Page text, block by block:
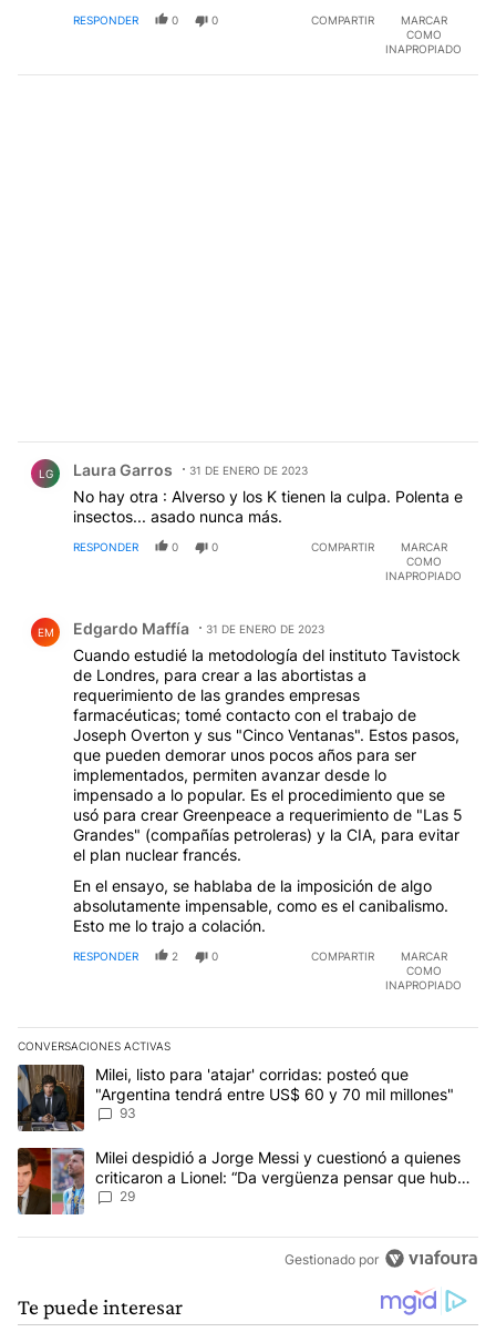
RESPONDER 0 0 COMPARTIR
MARCAR
COMO
INAPROPIADO
LG Laura Garros 31 DE ENERO DE 2023
No hay otra : Alverso y los K tienen la culpa. Polenta e
insectos... asado nunca más.
RESPONDER 0 0 COMPARTIR
MARCAR
COMO
INAPROPIADO
EM Edgardo Maffía 31 DE ENERO DE 2023
Cuando estudié la metodología del instituto Tavistock
de Londres, para crear a las abortistas a
requerimiento de las grandes empresas
farmacéuticas; tomé contacto con el trabajo de
Joseph Overton y sus "Cinco Ventanas". Estos pasos,
que pueden demorar unos pocos años para ser
implementados, permiten avanzar desde lo
impensado a lo popular. Es el procedimiento que se
usó para crear Greenpeace a requerimiento de "Las 5
Grandes" (compañías petroleras) y la CIA, para evitar
el plan nuclear francés.
En el ensayo, se hablaba de la imposición de algo
absolutamente impensable, como es el canibalismo.
Esto me lo trajo a colación.
RESPONDER 2 0 COMPARTIR
MARCAR
COMO
INAPROPIADO
CONVERSACIONES ACTIVAS
Este listado muestra los artículos con más comentarios en los
Un artículo de tendencia con el título "Milei, listo para 'atajar'
Milei, listo para 'atajar' corridas: posteó que
"Argentina tendrá entre US$ 60 y 70 mil millones"
93
Un artículo de tendencia con el título "Milei despidió a Jorge
Milei despidió a Jorge Messi y cuestionó a quienes
criticaron a Lionel: “Da vergüenza pensar que hubo
anti-Messi”
29
Gestionado por